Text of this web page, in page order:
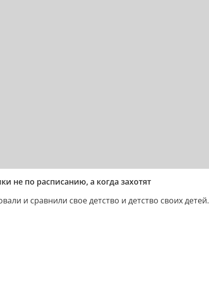
не по расписанию, а когда захотят
и сравнили свое детство и детство своих детей.